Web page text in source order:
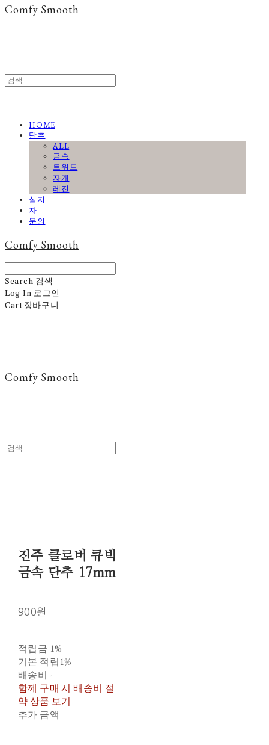
Comfy Smooth
HOME
단추
ALL
금속
트위드
자개
레진
심지
자
문의
Comfy Smooth
Search 검색
Log In 로그인
Cart장바구니
Comfy Smooth
진주 클로버 큐빅
금속 단추 17mm
900원
적립금 1%
기본 적립1%
배송비 -
함께 구매 시 배송비 절
약 상품 보기
추가 금액